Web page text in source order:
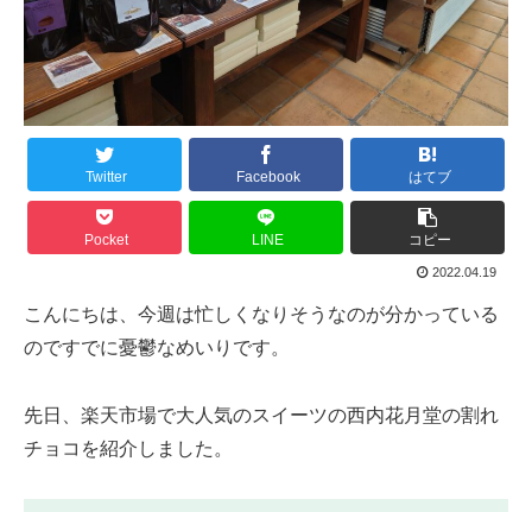
Twitter Facebook はてブ
Pocket LINE コピー
2022.04.19
こんにちは、今週は忙しくなりそうなのが分かっている
のですでに憂鬱なめいりです。
先日、楽天市場で大人気のスイーツの西内花月堂の割れ
チョコを紹介しました。